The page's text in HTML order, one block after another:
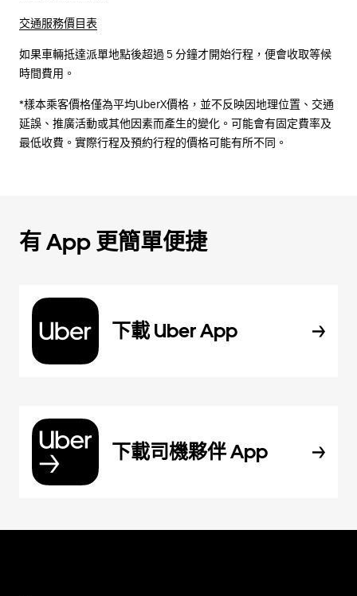
交通服務價目表
如果車輛抵達派單地點後超過 5 分鐘才開始行程，便會收取等候
時間費用。
*樣本乘客價格僅為平均UberX價格，並不反映因地理位置、交通
延誤、推廣活動或其他因素而產生的變化。可能會有固定費率及
最低收費。實際行程及預約行程的價格可能有所不同。
有 App 更簡單便捷
下載 Uber App
下載司機夥伴 App